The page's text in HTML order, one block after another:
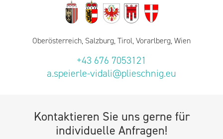
Oberösterreich, Salzburg, Tirol, Vorarlberg, Wien
+43 676 7053121
a.speierle-vidali@plieschnig.eu
Kontaktieren Sie uns gerne für
individuelle Anfragen!